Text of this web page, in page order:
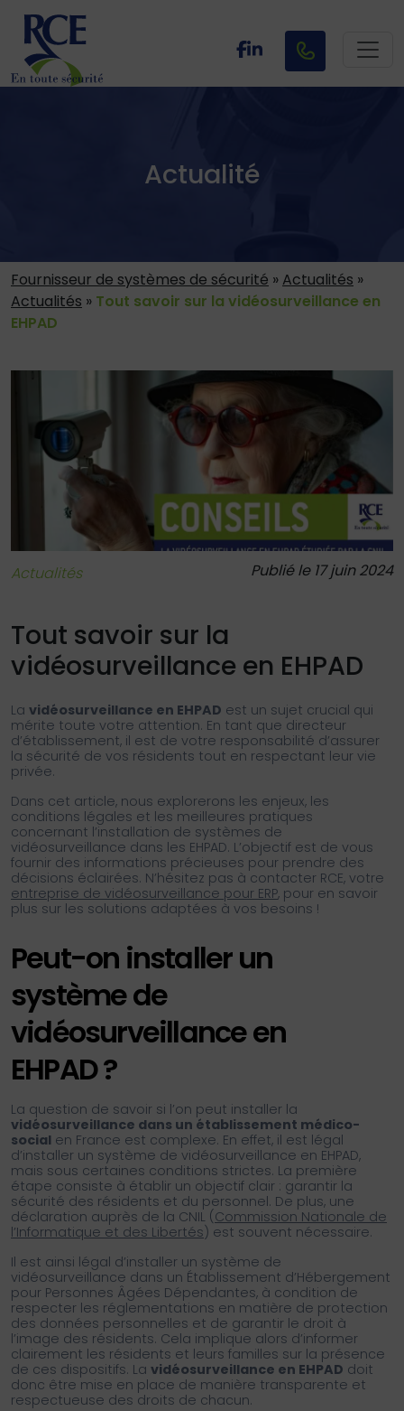
Actualité
Fournisseur de systèmes de sécurité » Actualités »
Actualités » Tout savoir sur la vidéosurveillance en
EHPAD
Actualités Publié le 17 juin 2024
Tout savoir sur la
vidéosurveillance en EHPAD
La vidéosurveillance en EHPAD est un sujet crucial qui
mérite toute votre attention. En tant que directeur
d’établissement, il est de votre responsabilité d’assurer
la sécurité de vos résidents tout en respectant leur vie
privée.
Dans cet article, nous explorerons les enjeux, les
conditions légales et les meilleures pratiques
concernant l’installation de systèmes de
vidéosurveillance dans les EHPAD. L’objectif est de vous
fournir des informations précieuses pour prendre des
décisions éclairées. N’hésitez pas à contacter RCE, votre
entreprise de vidéosurveillance pour ERP, pour en savoir
plus sur les solutions adaptées à vos besoins !
Peut-on installer un
système de
vidéosurveillance en
EHPAD ?
La question de savoir si l’on peut installer la
vidéosurveillance dans un établissement médico-
social en France est complexe. En effet, il est légal
d’installer un système de vidéosurveillance en EHPAD,
mais sous certaines conditions strictes. La première
étape consiste à établir un objectif clair : garantir la
sécurité des résidents et du personnel. De plus, une
déclaration auprès de la CNIL (Commission Nationale de
l’Informatique et des Libertés) est souvent nécessaire.
Il est ainsi légal d’installer un système de
vidéosurveillance dans un Établissement d’Hébergement
pour Personnes Âgées Dépendantes, à condition de
respecter les réglementations en matière de protection
des données personnelles et de garantir le droit à
l’image des résidents. Cela implique alors d’informer
clairement les résidents et leurs familles sur la présence
de ces dispositifs. La vidéosurveillance en EHPAD doit
donc être mise en place de manière transparente et
respectueuse des droits de chacun.